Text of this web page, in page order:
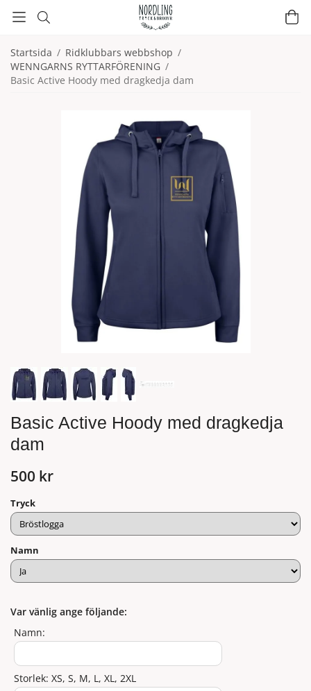
Startsida / Ridklubbars webbshop /
WENNGARNS RYTTARFÖRENING /
Basic Active Hoody med dragkedja dam
Basic Active Hoody med dragkedja
dam
500 kr
Tryck
Namn
Var vänlig ange följande:
Namn:
Storlek: XS, S, M, L, XL, 2XL